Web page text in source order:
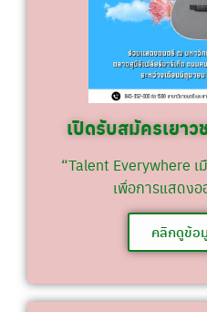
เปิดรับสมัครเยา
“Talent Everywhere
เพื่อการแสดงอ
คลิกดูข้อ